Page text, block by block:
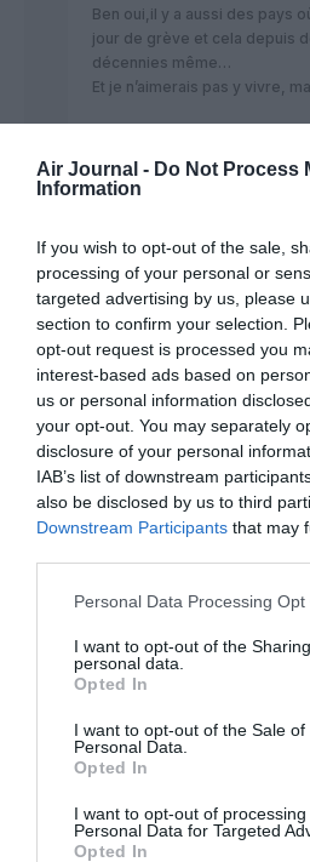
Air Journal - Do Not Process
Information
If you wish to opt-out of the sale,
processing of your personal or
targeted advertising by us, please
section to confirm your selection.
opt-out request is processed you
interest-based ads based on
us or personal information
your opt-out. You may separately
disclosure of your personal
IAB’s list of downstream
also be disclosed by us to third
Downstream Participants that may
Personal Data Processing Opt
I want to opt-out of the
personal data.
Opted In
I want to opt-out of the Sale of
Personal Data.
Opted In
I want to opt-out of processing
Personal Data for Targeted
Opted In
Ben oui,il y a aussi des pays
jour de grève et cela depuis
décennies même…
Et je n’aimerais pas y vivre,
Albatros75a commenté :
Bien vu JUSTIN FAIR !
Michela commenté :
Jamais eu de grêve chez Hop!
obtenir une écoute de la direction.
Cette compagnie est doucement
(combien d’affretements par
étrangères ?) et les salariés sont
flyyinga commenté :
Il ne faut pas tout confondre air
salaire il y a 3 ans .et maintenant
une amélioration de 20 % .alors a